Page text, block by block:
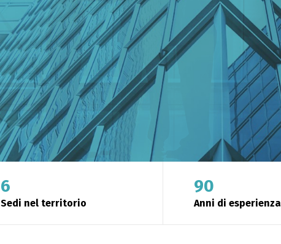
6
Sedi nel territorio
90
Anni di esperienza